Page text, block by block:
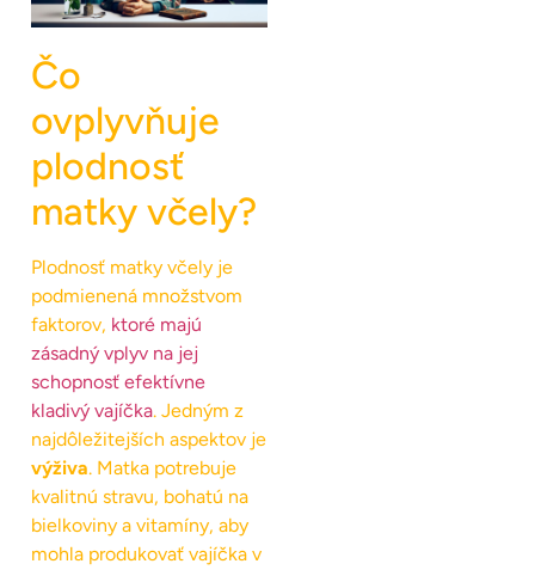
Čo
ovplyvňuje
plodnosť
matky včely?
Plodnosť matky včely je
podmienená množstvom
faktorov, ktoré majú
zásadný vplyv na jej
schopnosť efektívne
kladivý vajíčka. Jedným z
najdôležitejších aspektov je
výživa. Matka potrebuje
kvalitnú stravu, bohatú na
bielkoviny a vitamíny, aby
mohla produkovať vajíčka v